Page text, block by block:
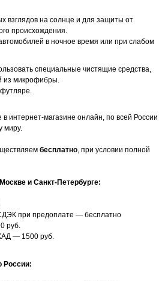
взглядов на солнце и для защиты от
происхождения.
в ночное время или при слабом
специальные чистящие средства,
из микрофибры.
интернет-магазине онлайн, по всей России
миру.
бесплатно, при условии полной
и Санкт-Петербурге:
при предоплате — бесплатно
руб.
— 1500 руб.
России: